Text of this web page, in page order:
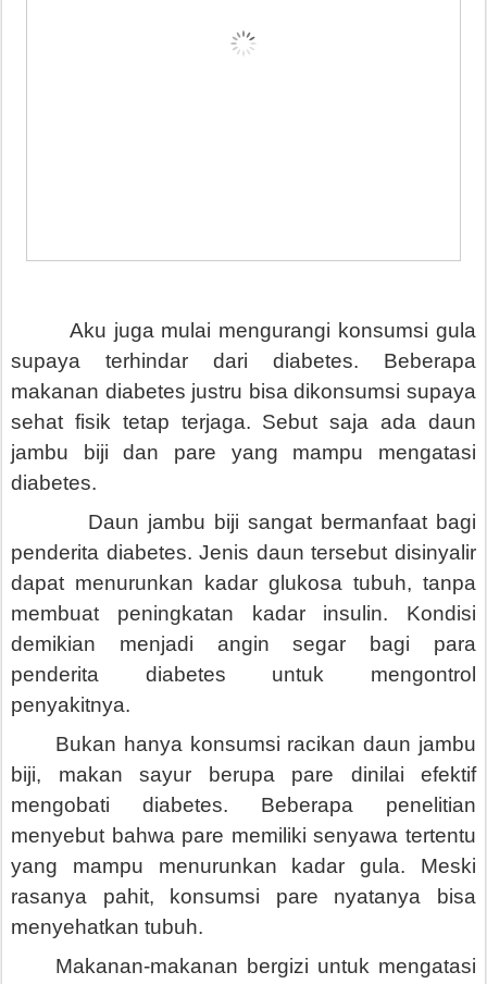
Aku juga mulai mengurangi konsumsi gula
supaya terhindar dari diabetes. Beberapa
makanan diabetes justru bisa dikonsumsi supaya
sehat fisik tetap terjaga. Sebut saja ada daun
jambu biji dan pare yang mampu mengatasi
diabetes.
Daun jambu biji sangat bermanfaat bagi
penderita diabetes. Jenis daun tersebut disinyalir
dapat menurunkan kadar glukosa tubuh, tanpa
membuat peningkatan kadar insulin. Kondisi
demikian menjadi angin segar bagi para
penderita diabetes untuk mengontrol
penyakitnya.
Bukan hanya konsumsi racikan daun jambu
biji, makan sayur berupa pare dinilai efektif
mengobati diabetes. Beberapa penelitian
menyebut bahwa pare memiliki senyawa tertentu
yang mampu menurunkan kadar gula. Meski
rasanya pahit, konsumsi pare nyatanya bisa
menyehatkan tubuh.
Makanan-makanan bergizi untuk mengatasi